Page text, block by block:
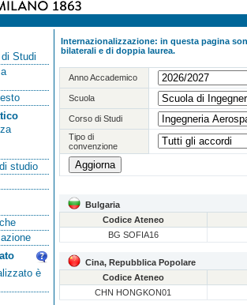
Studi
studio
è
Internazionalizzazione: in questa pagina
bilaterali e di doppia laurea.
Anno Accademico
Scuola
Corso di Studi
Tipo di
convenzione
Bulgaria
Codice Ateneo
BG SOFIA16
Cina, Repubblica Popolare
Codice Ateneo
CHN HONGKON01